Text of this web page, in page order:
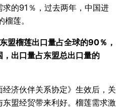
的91％，过去两年，中国进
莲。
盟榴莲出口量占全球的90％，
出口量占东盟总出口量的
济伙伴关系协定》生效后，关
盟经贸带来利好。榴莲需求激